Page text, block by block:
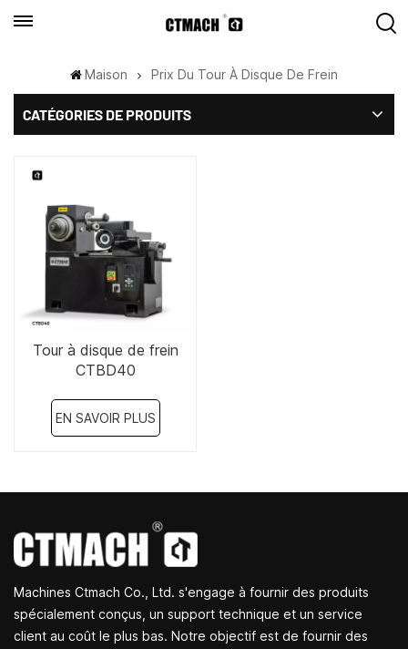
Maison Prix Du Tour À Disque De Frein
CATÉGORIES DE PRODUITS
Tour à disque de frein
CTBD40
EN SAVOIR PLUS
Machines Ctmach Co., Ltd. s'engage à fournir des produits
spécialement conçus, un support technique et un service
client au coût le plus bas. Notre objectif est de fournir des